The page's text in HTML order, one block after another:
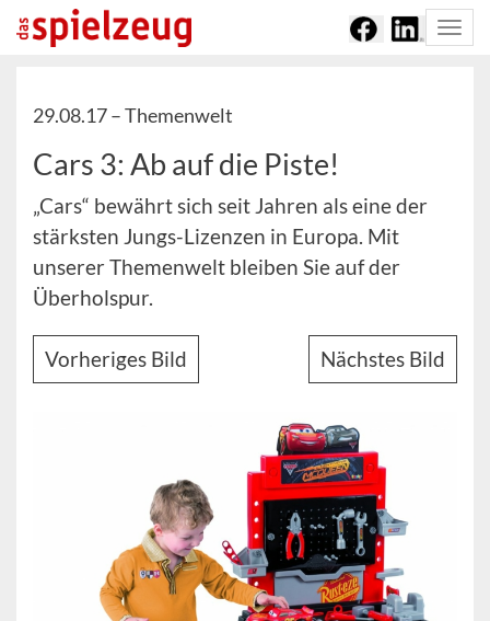
29.08.17 –Themenwelt
Cars 3: Ab auf die Piste!
„Cars“ bewährt sich seit Jahren als eine der
stärksten Jungs-Lizenzen in Europa. Mit
unserer Themenwelt bleiben Sie auf der
Überholspur.
Vorheriges Bild Nächstes Bild